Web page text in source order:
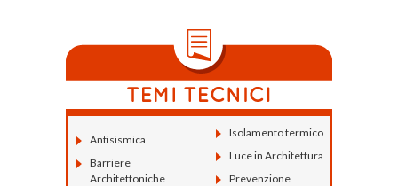
Antisismica
Barriere
Architettoniche
Isolamento termico
Luce in Architettura
Prevenzione